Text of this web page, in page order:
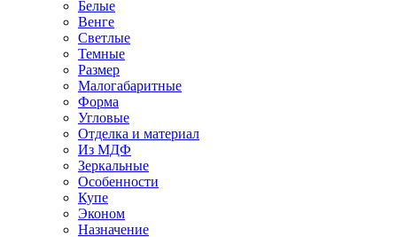
Белые
Венге
Светлые
Темные
Размер
Малогабаритные
Форма
Угловые
Отделка и материал
Из МДФ
Зеркальные
Особенности
Купе
Эконом
Назначение